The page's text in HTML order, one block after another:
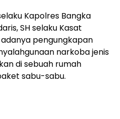
Kapolres Bangka
SH selaku Kasat
pengungkapan
narkoba jenis
di sebuah rumah
sabu-sabu.